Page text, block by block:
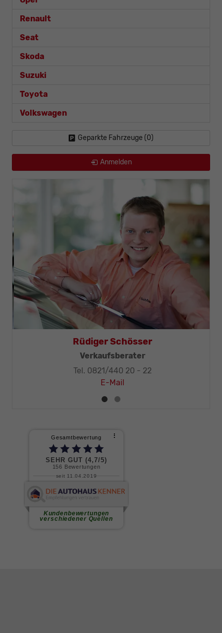
Renault
Seat
Skoda
Suzuki
Toyota
Volkswagen
Geparkte Fahrzeuge (0)
Anmelden
Thomas Mohr
Geschäftsleitung, KFZ-Techniker-Meister
Tel. 0821/440 20 - 32
E-Mail